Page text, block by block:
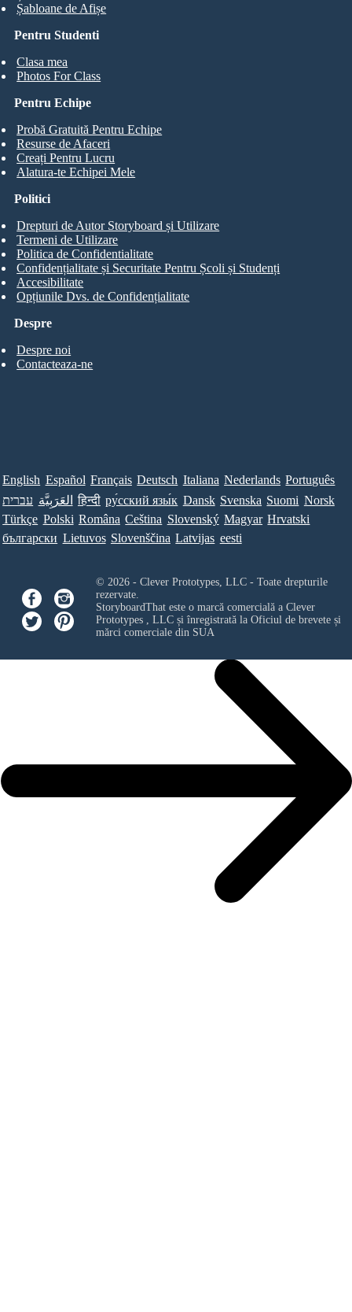
Pentru Studenti
Clasa mea
Photos For Class
Șabloane de Afișe
Pentru Echipe
Probă Gratuită Pentru Echipe
Resurse de Afaceri
Creați Pentru Lucru
Alatura-te Echipei Mele
Despre
Despre noi
Contacteaza-ne
Politici
Drepturi de Autor Storyboard și Utilizare
Termeni de Utilizare
Politica de Confidentialitate
Confidențialitate și Securitate Pentru Școli și Studenți
Accesibilitate
Opțiunile Dvs. de Confidențialitate
English Español Français Deutsch Italiana Nederlands Português
עברית العَرَبِيَّة हिन्दी ру́сский язы́к Dansk Svenska Suomi Norsk
Türkçe Polski Româna Ceština Slovenský Magyar Hrvatski
български Lietuvos Slovenščina Latvijas eesti
© 2026 - Clever Prototypes, LLC - Toate drepturile
rezervate.
StoryboardThat este o marcă comercială a Clever
Prototypes , LLCși înregistrată la Oficiul de brevete și
mărci comerciale din SUA